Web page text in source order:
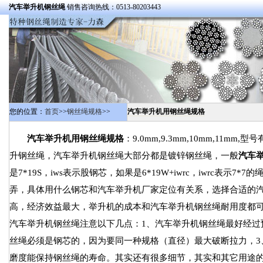
汽车举升机钢丝绳销售咨询热线：0513-80203443
您的位置： 首页>>钢丝绳规格>> 汽车举升机用钢丝绳规格
汽车举升机用钢丝绳规格 ：9.0mm,9.3mm,10mm,11mm,型
升钢丝绳，汽车举升机钢丝绳大部分都是镀锌钢丝绳，一般汽车
是7*19S，iws表示股钢芯，如果是6*19W+iwrc，iwrc表示7*7的
弄，具体用什么钢芯和汽车举升机厂家定位有关系，选择合适
高，经济效益最大，举升机的成本和汽车举升机钢丝绳耐用度都
汽车举升机钢丝绳注意以下几点：1、汽车举升机钢丝绳最好经
丝绳必须是钢芯的，因为要同一种规格（直径）最大破断拉力
磨度能保持钢丝绳的寿命。其实还有很多细节，其实和其它用途